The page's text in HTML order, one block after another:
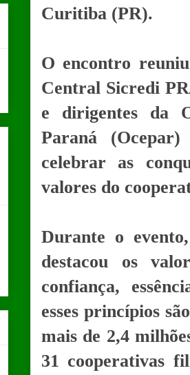
Curitiba (PR).
O encontro
Central Sicredi
e dirigentes da
Paraná
celebrar as
valores do
Durante o
destacou os
confiança,
esses princípios
mais de 2,4
31 cooperativas